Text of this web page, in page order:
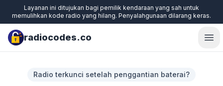
Layanan ini ditujukan bagi pemilik kendaraan yang sah untuk
memulihkan kode radio yang hilang. Penyalahgunaan dilarang keras.
radiocodes.co
Radio terkunci setelah penggantian baterai?